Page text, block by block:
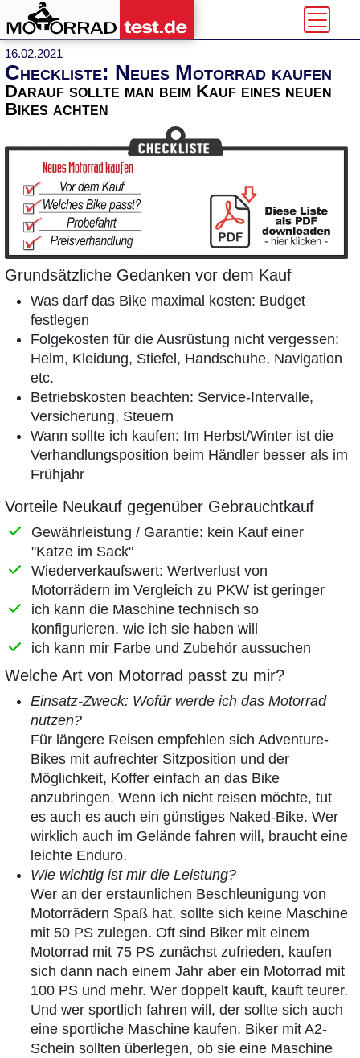
16.02.2021
Checkliste: Neues Motorrad kaufen
Darauf sollte man beim Kauf eines neuen
Bikes achten
Grundsätzliche Gedanken vor dem Kauf
Was darf das Bike maximal kosten: Budget
festlegen
Folgekosten für die Ausrüstung nicht vergessen:
Helm, Kleidung, Stiefel, Handschuhe, Navigation
etc.
Betriebskosten beachten: Service-Intervalle,
Versicherung, Steuern
Wann sollte ich kaufen: Im Herbst/Winter ist die
Verhandlungsposition beim Händler besser als im
Frühjahr
Vorteile Neukauf gegenüber Gebrauchtkauf
Gewährleistung / Garantie: kein Kauf einer
"Katze im Sack"
Wiederverkaufswert: Wertverlust von
Motorrädern im Vergleich zu PKW ist geringer
ich kann die Maschine technisch so
konfigurieren, wie ich sie haben will
ich kann mir Farbe und Zubehör aussuchen
Welche Art von Motorrad passt zu mir?
Einsatz-Zweck: Wofür werde ich das Motorrad
nutzen?
Für längere Reisen empfehlen sich Adventure-
Bikes mit aufrechter Sitzposition und der
Möglichkeit, Koffer einfach an das Bike
anzubringen. Wenn ich nicht reisen möchte, tut
es auch es auch ein günstiges Naked-Bike. Wer
wirklich auch im Gelände fahren will, braucht eine
leichte Enduro.
Wie wichtig ist mir die Leistung?
Wer an der erstaunlichen Beschleunigung von
Motorrädern Spaß hat, sollte sich keine Maschine
mit 50 PS zulegen. Oft sind Biker mit einem
Motorrad mit 75 PS zunächst zufrieden, kaufen
sich dann nach einem Jahr aber ein Motorrad mit
100 PS und mehr. Wer doppelt kauft, kauft teurer.
Und wer sportlich fahren will, der sollte sich auch
eine sportliche Maschine kaufen. Biker mit A2-
Schein sollten überlegen, ob sie eine Maschine